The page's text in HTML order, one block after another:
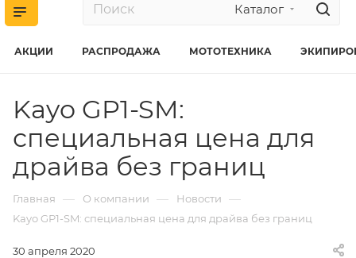
Каталог
АКЦИИ РАСПРОДАЖА МОТОТЕХНИКА
Kayo GP1-SM:
специальная цена для
драйва без границ
Главная — О компании — Новости —
Kayo GP1-SM: специальная цена для драйва без границ
30 апреля 2020